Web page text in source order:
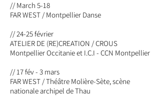
// March 5-18
FAR WEST / Montpellier Danse
//24-25 février
ATELIER DE (RE)CREATION /CROUS
Montpellier Occitanie et I.C.I - CCN Montpellier
// 17 fév - 3 mars
FAR WEST / Théâtre Molière-Sète, scène
nationale archipel de Thau